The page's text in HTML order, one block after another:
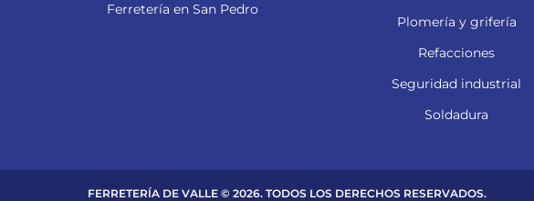
Ferretería en San Pedro
Plomería y grifería
Refacciones
Seguridad industrial
Soldadura
FERRETERÍA DE VALLE © 2026. TODOS LOS DERECHOS RESERVADOS.